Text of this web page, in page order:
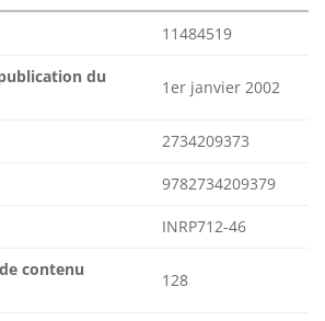
11484519
du
1er janvier 2002
2734209373
9782734209379
INRP712-46
contenu
128